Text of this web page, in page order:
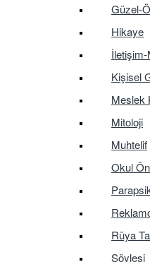
Güzel-
Hikaye
Kişisel
Meslek
Mitoloji
Muhtelif
Okul
Rüya
Söyleşi